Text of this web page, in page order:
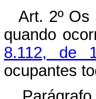
Art. 2º
quando
8.112, de
ocupantes